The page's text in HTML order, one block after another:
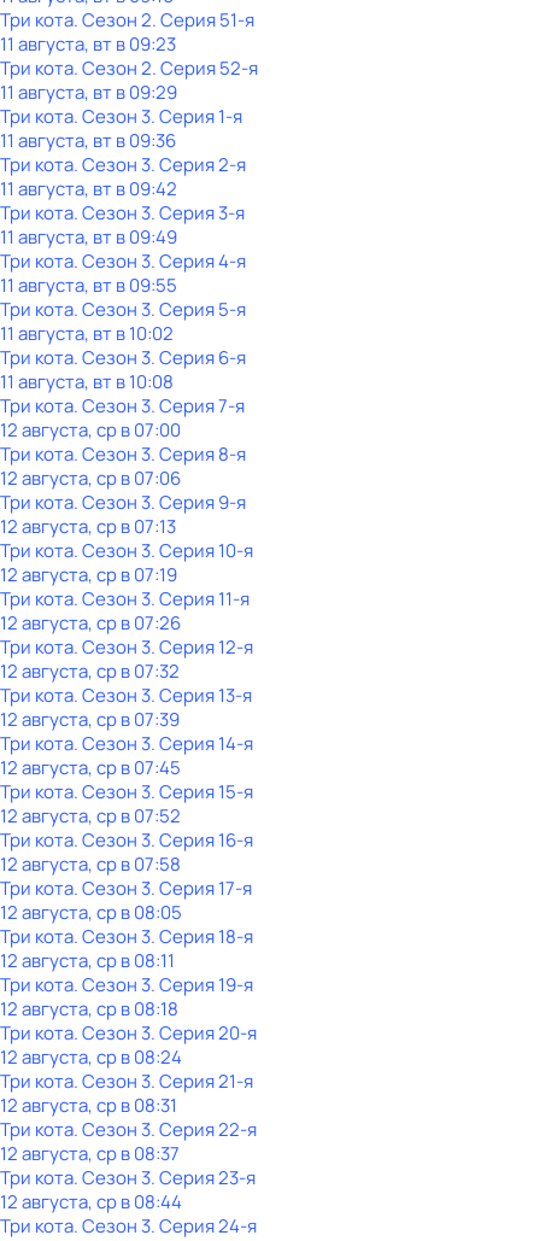
Три кота. Сезон 2. Серия 51-я
11 августа, вт в 09:23
Три кота. Сезон 2. Серия 52-я
11 августа, вт в 09:29
Три кота. Сезон 3. Серия 1-я
11 августа, вт в 09:36
Три кота. Сезон 3. Серия 2-я
11 августа, вт в 09:42
Три кота. Сезон 3. Серия 3-я
11 августа, вт в 09:49
Три кота. Сезон 3. Серия 4-я
11 августа, вт в 09:55
Три кота. Сезон 3. Серия 5-я
11 августа, вт в 10:02
Три кота. Сезон 3. Серия 6-я
11 августа, вт в 10:08
Три кота. Сезон 3. Серия 7-я
12 августа, ср в 07:00
Три кота. Сезон 3. Серия 8-я
12 августа, ср в 07:06
Три кота. Сезон 3. Серия 9-я
12 августа, ср в 07:13
Три кота. Сезон 3. Серия 10-я
12 августа, ср в 07:19
Три кота. Сезон 3. Серия 11-я
12 августа, ср в 07:26
Три кота. Сезон 3. Серия 12-я
12 августа, ср в 07:32
Три кота. Сезон 3. Серия 13-я
12 августа, ср в 07:39
Три кота. Сезон 3. Серия 14-я
12 августа, ср в 07:45
Три кота. Сезон 3. Серия 15-я
12 августа, ср в 07:52
Три кота. Сезон 3. Серия 16-я
12 августа, ср в 07:58
Три кота. Сезон 3. Серия 17-я
12 августа, ср в 08:05
Три кота. Сезон 3. Серия 18-я
12 августа, ср в 08:11
Три кота. Сезон 3. Серия 19-я
12 августа, ср в 08:18
Три кота. Сезон 3. Серия 20-я
12 августа, ср в 08:24
Три кота. Сезон 3. Серия 21-я
12 августа, ср в 08:31
Три кота. Сезон 3. Серия 22-я
12 августа, ср в 08:37
Три кота. Сезон 3. Серия 23-я
12 августа, ср в 08:44
Три кота. Сезон 3. Серия 24-я